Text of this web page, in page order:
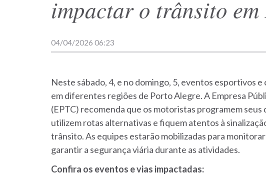
impactar o trânsito
04/04/2026 06:23
Neste sábado, 4, e no domingo, 5, eventos esportivos
em diferentes regiões de Porto Alegre. A Empresa
(EPTC) recomenda que os motoristas programem
utilizem rotas alternativas e fiquem atentos à
trânsito. As equipes estarão mobilizadas para
garantir a segurança viária durante as atividades.
Confira os eventos e vias impactadas: